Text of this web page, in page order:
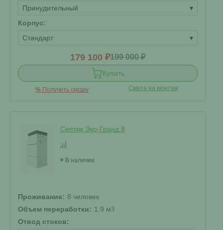
Принудительный
▾
Корпус:
Стандарт
▾
179 100 ₽199 000 ₽
Купить
% Получить скидку Смета на монтаж
Септик Эко-Гранд 8
В наличии
Проживание: 8 человек
Объем переработки: 1.9 м3
Отвод стоков: